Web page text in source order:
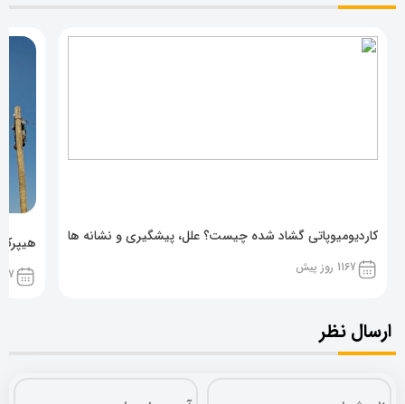
کاردیومیوپاتی گشاد شده چیست؟ علل، پیشگیری و نشانه ها
1167 روز پیش 1167
ارسال نظر